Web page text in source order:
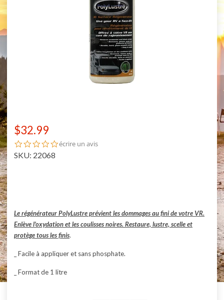
$32.99
0.0
écrire un avis
SKU: 22068
Le régénérateur PolyLustre prévient les dommages au fini de votre VR.
Enlève l'oxydation et les coulisses noires. Restaure, lustre, scelle et
protège tous les finis.
_ Facile à appliquer et sans phosphate.
_ Format de 1 litre